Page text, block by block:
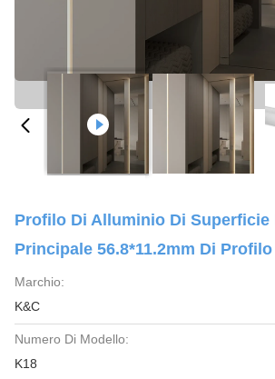
Profilo Di Alluminio Di Superficie
Principale 56.8*11.2mm Di
Marchio:
K&C
Numero Di Modello:
K18